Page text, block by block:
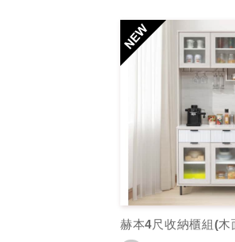
赫本4尺收納櫃組(木